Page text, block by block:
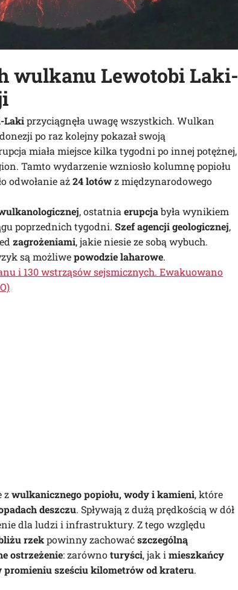
wulkanuLewotobi Laki-
Lakiprzyciągnęła uwagę wszystkich. Wulkan
po raz kolejny pokazał swoją
miała miejsce kilka tygodni po innej potężnej,
Tamto wydarzenie wzniosło kolumnę popiołu
odwołanie aż24 lotówz międzynarodowego
, ostatnia erupcjabyła wynikiem
poprzednich tygodni. Szef agencji geologicznej,
zagrożeniami, jakie niesie ze sobą wybuch.
są możliwepowodzie laharowe.
i 130 wstrząsów sejsmicznych. Ewakuowano
zwulkanicznego popiołu, wody i kamieni, które
deszczu. Spływają z dużą prędkością w dół
dla ludzi i infrastruktury. Z tego względu
rzekpowinny zachowaćszczególną
ostrzeżenie: zarównoturyści, jak i mieszkańcy
sześciu kilometrów od krateru.